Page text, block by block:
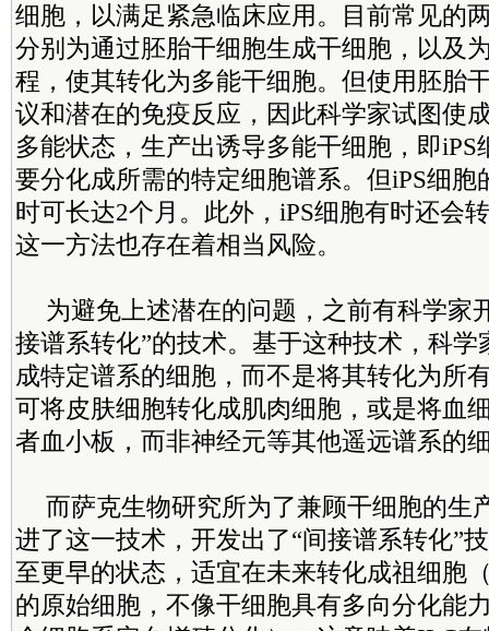
细胞，以满足紧急临床应用。目前常见的
分别为通过胚胎干细胞生成干细胞，以及
程，使其转化为多能干细胞。但使用胚胎
议和潜在的免疫反应，因此科学家试图使
多能状态，生产出诱导多能干细胞，即
要分化成所需的特定细胞谱系。但iPS细胞
时可长达2个月。此外，iPS细胞有时还会
这一方法也存在着相当风险。
为避免上述潜在的问题，之前有科学家
接谱系转化”的技术。基于这种技术，科
成特定谱系的细胞，而不是将其转化为所
可将皮肤细胞转化成肌肉细胞，或是将血
者血小板，而非神经元等其他遥远谱系的
而萨克生物研究所为了兼顾干细胞的生
进了这一技术，开发出了“间接谱系转化”
至更早的状态，适宜在未来转化成祖细胞
的原始细胞，不像干细胞具有多向分化能